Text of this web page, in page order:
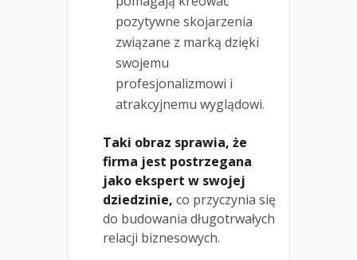
pozytywne skojarzenia
związane z marką dzięki
swojemu
profesjonalizmowi i
atrakcyjnemu wyglądowi.
Taki obraz sprawia, że
firma jest postrzegana
jako ekspert w swojej
dziedzinie, co przyczynia się
do budowania długotrwałych
relacji biznesowych.